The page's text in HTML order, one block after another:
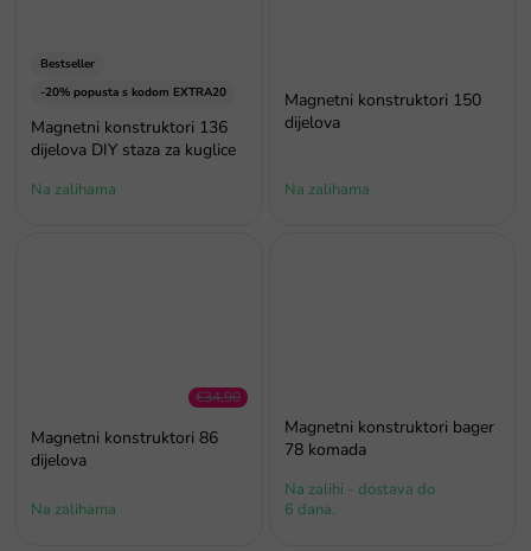
Bestseller
-20% popusta s kodom EXTRA20
Magnetni konstruktori 136
dijelova DIY staza za kuglice
Na zalihama
Magnetni konstruktori 150
dijelova
Na zalihama
€34,90
Magnetni konstruktori 86
dijelova
Na zalihama
Magnetni konstruktori bager
78 komada
Na zalihi - dostava do
6 dana.